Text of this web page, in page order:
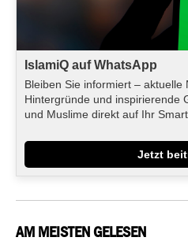
IslamiQ auf WhatsApp
Bleiben Sie informiert –
Hintergründe und inspirierende
und Muslime direkt auf Ihr
Jetzt
AM MEISTEN GELESEN